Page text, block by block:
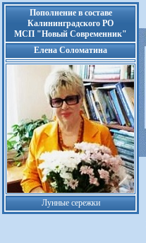
Пополнение в составе
Калининградского РО
МСП "Новый Современник"
Елена Соломатина
Лунные сережки